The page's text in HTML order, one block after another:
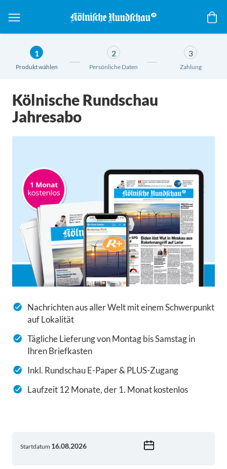
1
Produkt wählen
2
Persönliche Daten
3
Zahlung
Kölnische Rundschau
Jahresabo
Nachrichten aus aller Welt mit einem Schwerpunkt
auf Lokalität
Tägliche Lieferung von Montag bis Samstag in
Ihren Briefkasten
Inkl. Rundschau E-Paper & PLUS-Zugang
Laufzeit 12 Monate, der 1. Monat kostenlos
Startdatum
Wählen